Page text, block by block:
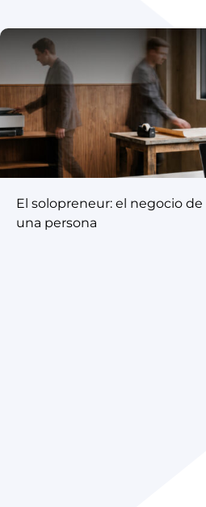
El solopreneur: el negocio de
una persona